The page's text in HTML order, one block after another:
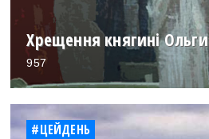
Хрещення княгині Ольги
957
#ЦЕЙДЕНЬ